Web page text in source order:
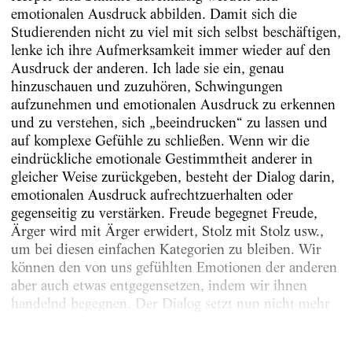
emotionalen Ausdruck abbilden. Damit sich die
Studierenden nicht zu viel mit sich selbst beschäftigen,
lenke ich ihre Aufmerksamkeit immer wieder auf den
Ausdruck der anderen. Ich lade sie ein, genau
hinzuschauen und zuzuhören, Schwingungen
aufzunehmen und emotionalen Ausdruck zu erkennen
und zu verstehen, sich „beeindrucken“ zu lassen und
auf komplexe Gefühle zu schließen. Wenn wir die
eindrückliche emotionale Gestimmtheit anderer in
gleicher Weise zurückgeben, besteht der Dialog darin,
emotionalen Ausdruck aufrechtzuerhalten oder
gegenseitig zu verstärken. Freude begegnet Freude,
Ärger wird mit Ärger erwidert, Stolz mit Stolz usw.,
um bei diesen einfachen Kategorien zu bleiben. Wir
können den von uns gefühlten Emotionen der anderen
aber auch etwas entgegensetzen, indem wir ihnen
handelnd begegnen. Der Dialog setzt nun nicht mehr